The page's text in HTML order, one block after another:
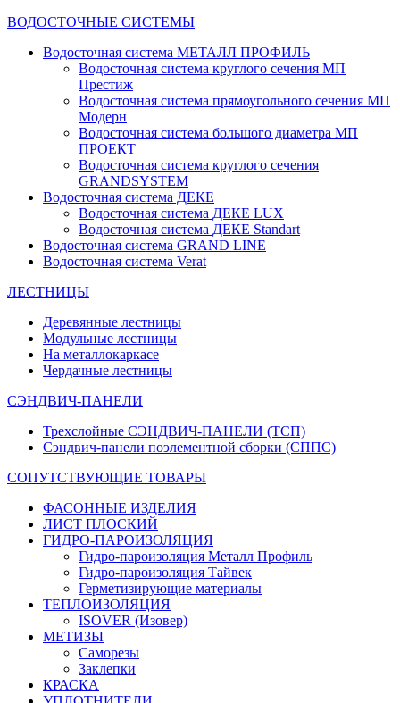
ВОДОСТОЧНЫЕ СИСТЕМЫ
Водосточная система МЕТАЛЛ ПРОФИЛЬ
Водосточная система круглого сечения МП
Престиж
Водосточная система прямоугольного сечения МП
Модерн
Водосточная система большого диаметра МП
ПРОЕКТ
Водосточная система круглого сечения
GRANDSYSTEM
Водосточная система ДЕКЕ
Водосточная система ДЕКЕ LUX
Водосточная система ДЕКЕ Standart
Водосточная система GRAND LINE
Водосточная система Verat
ЛЕСТНИЦЫ
Деревянные лестницы
Модульные лестницы
На металлокаркасе
Чердачные лестницы
СЭНДВИЧ-ПАНЕЛИ
Трехслойные СЭНДВИЧ-ПАНЕЛИ (ТСП)
Сэндвич-панели поэлементной сборки (СППС)
СОПУТСТВУЮЩИЕ ТОВАРЫ
ФАСОННЫЕ ИЗДЕЛИЯ
ЛИСТ ПЛОСКИЙ
ГИДРО-ПАРОИЗОЛЯЦИЯ
Гидро-пароизоляция Металл Профиль
Гидро-пароизоляция Тайвек
Герметизирующие материалы
ТЕПЛОИЗОЛЯЦИЯ
ISOVER (Изовер)
МЕТИЗЫ
Саморезы
Заклепки
КРАСКА